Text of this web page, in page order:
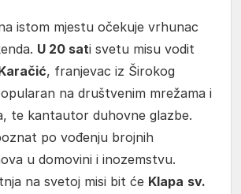
istom mjestu očekuje vrhunac
U 20 sati svetu misu vodit
, franjevac iz Širokog
na društvenim mrežama i
te kantautor duhovne glazbe.
po vođenju brojnih
u domovini i inozemstvu.
na svetoj misi bit će Klapa sv.